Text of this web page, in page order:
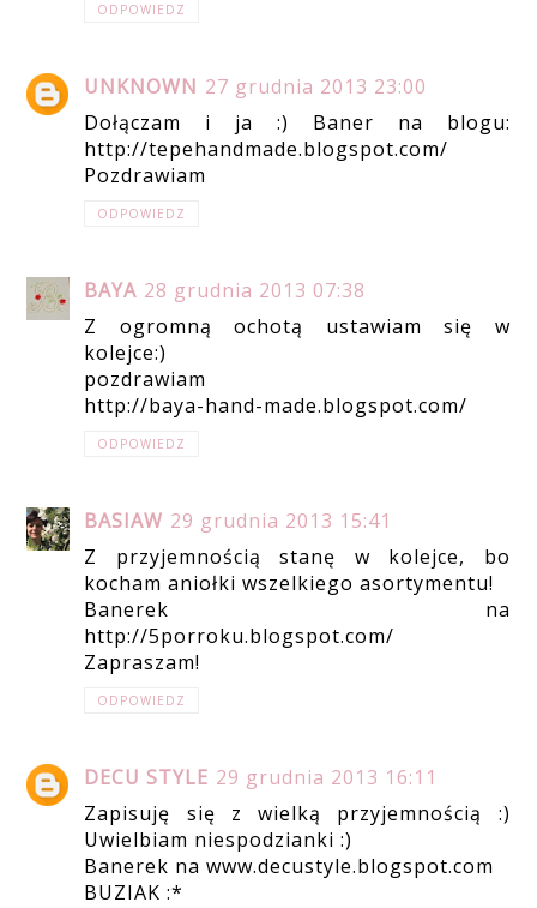
ODPOWIEDZ
UNKNOWN 27 grudnia 2013 23:00
Dołączam i ja :) Baner na blogu:
http://tepehandmade.blogspot.com/
Pozdrawiam
ODPOWIEDZ
BAYA 28 grudnia 2013 07:38
Z ogromną ochotą ustawiam się w
kolejce:)
pozdrawiam
http://baya-hand-made.blogspot.com/
ODPOWIEDZ
BASIAW 29 grudnia 2013 15:41
Z przyjemnością stanę w kolejce, bo
kocham aniołki wszelkiego asortymentu!
Banerek na
http://5porroku.blogspot.com/
Zapraszam!
ODPOWIEDZ
DECU STYLE 29 grudnia 2013 16:11
Zapisuję się z wielką przyjemnością :)
Uwielbiam niespodzianki :)
Banerek na www.decustyle.blogspot.com
BUZIAK :*